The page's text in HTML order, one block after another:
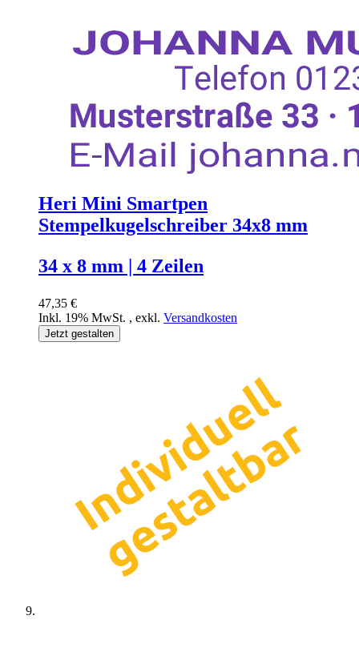
Heri Mini Smartpen
Stempelkugelschreiber 34x8 mm
34 x 8 mm | 4 Zeilen
47,35 €
Inkl. 19% MwSt. , exkl. Versandkosten
Jetzt gestalten